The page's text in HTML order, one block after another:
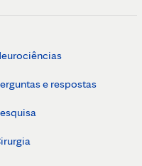
e respostas